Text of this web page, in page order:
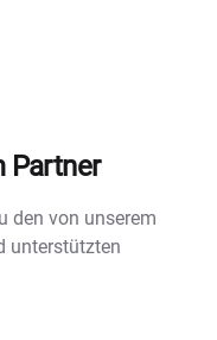
Partner
den von unserem
unterstützten